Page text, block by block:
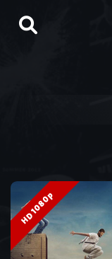
HD 1080p